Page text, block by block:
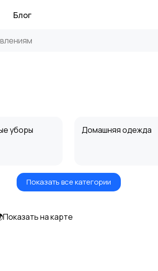
Блог
уборы Домашняя одежда
Свитеры и толстовки
Показать все категории
на карте